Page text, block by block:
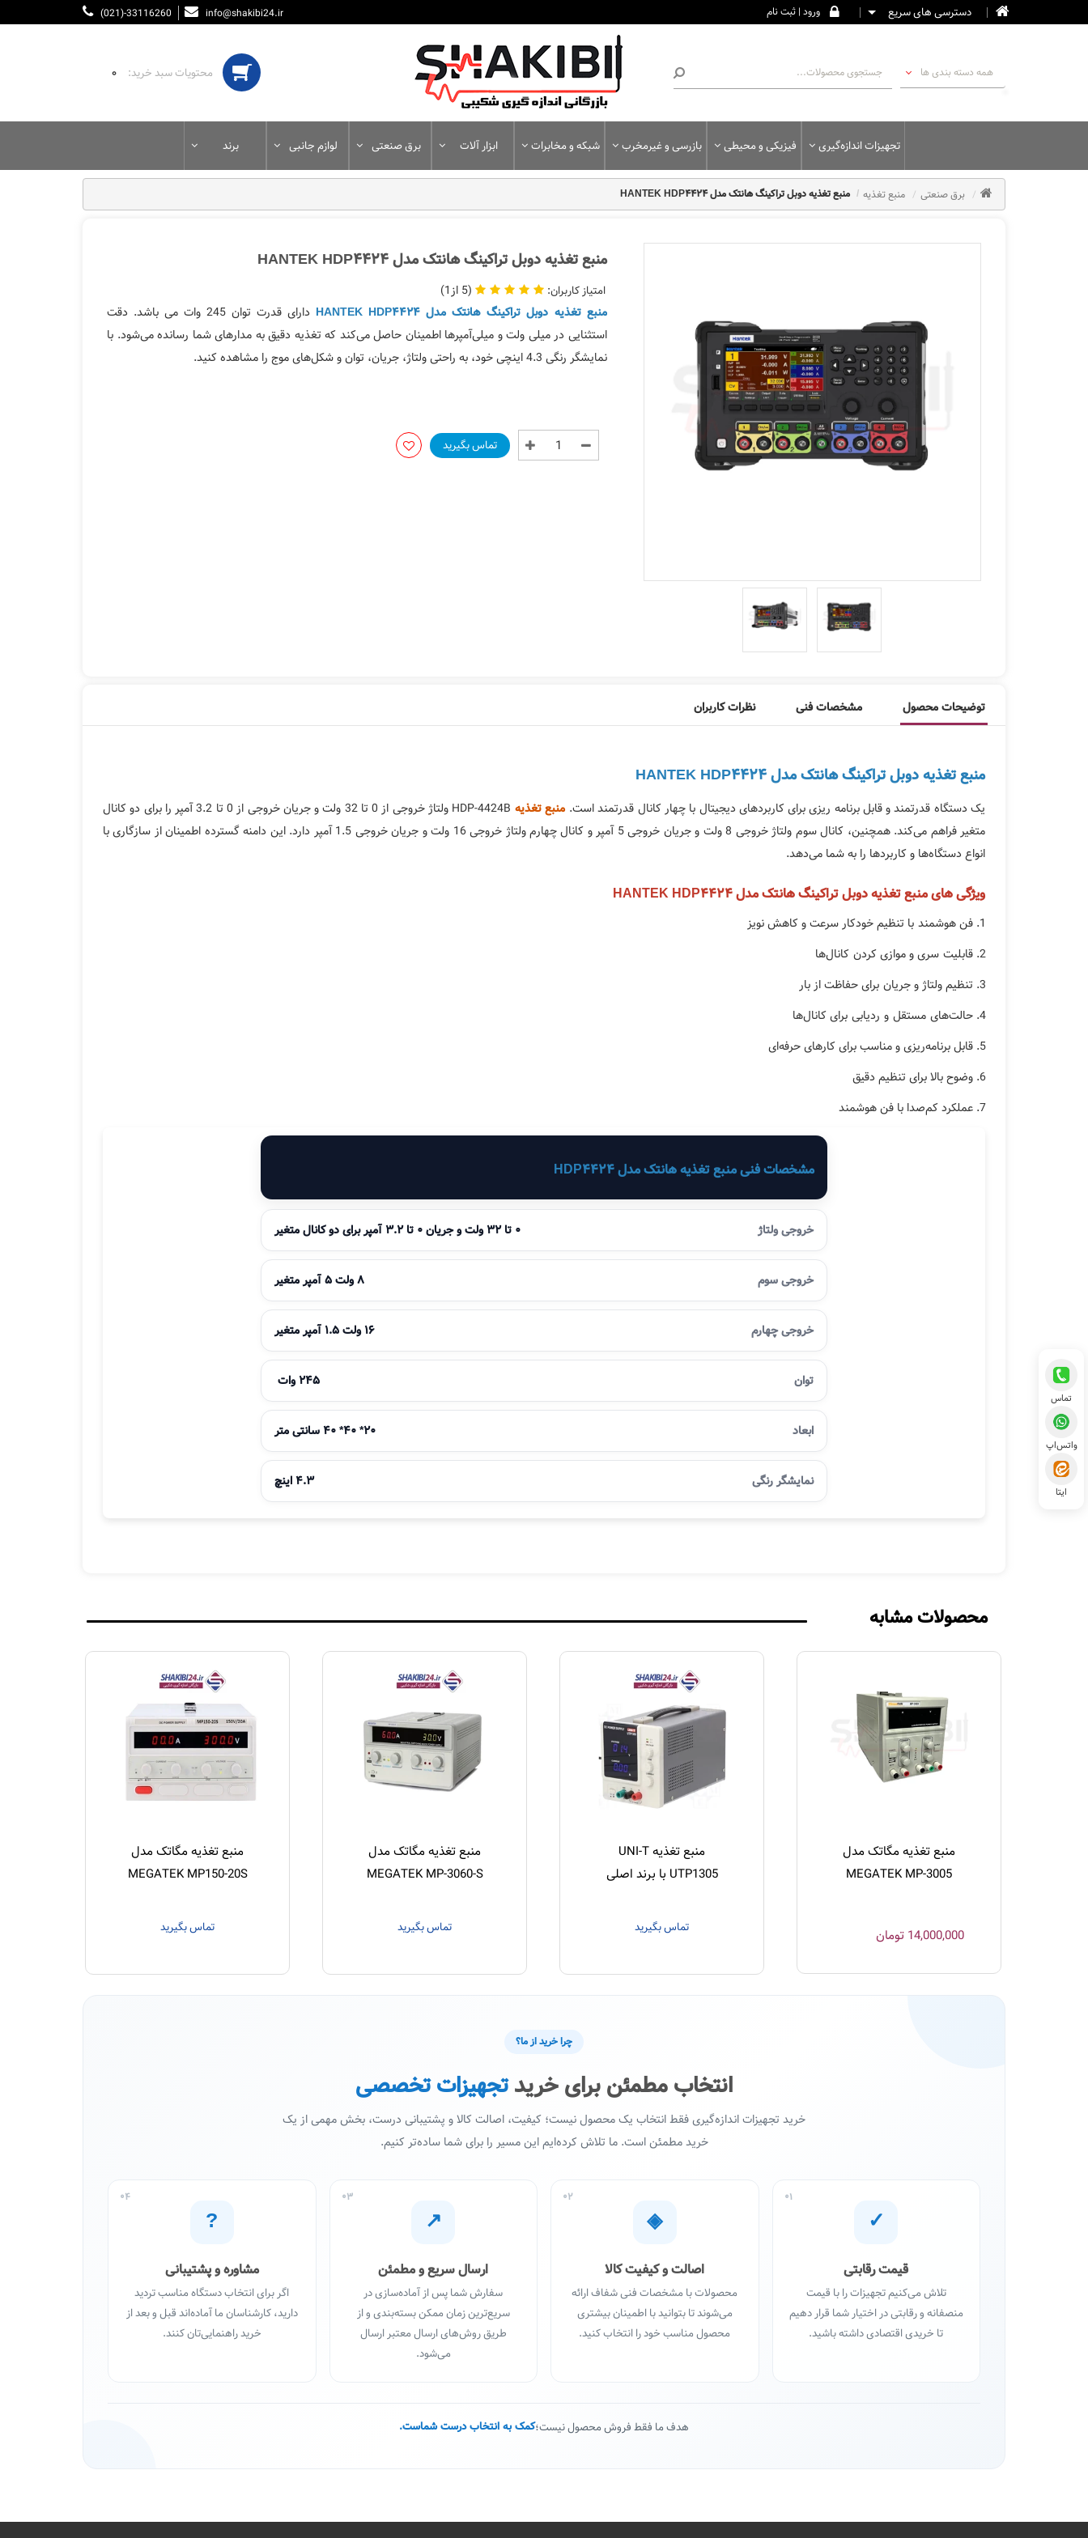
دسترسی های سریع ورود | ثبت نام (021)-33116260 info@shakibi24.ir
همه دسته بندی ها ۰
تجهیزات اندازه‌گیری فیزیکی و محیطی بازرسی و غیرمخرب شبکه و مخابرات ابزار آلات برق صنعتی لوازم جانبی برند
برق صنعتی منبع تغذیه منبع تغذیه دوبل تراکینگ هانتک مدل HANTEK HDP4424
منبع تغذیه دوبل تراکینگ هانتک مدل HANTEK HDP4424
5
1
منبع تغذیه دوبل تراکینگ هانتک مدل HANTEK HDP4424
دارای قدرت توان 245 وات می باشد. دقت
استثنایی در میلی‌ ولت و میلی‌آمپرها اطمینان حاصل می‌کند که تغذیه دقیق به مدارهای شما رسانده می‌شود. با
نمایشگر رنگی 4.3 اینچی خود، به‌ راحتی ولتاژ، جریان، توان و شکل‌های موج را مشاهده کنید.
تماس بگیرید
توضیحات محصول مشخصات فنی نظرات کاربران
منبع تغذیه دوبل تراکینگ هانتک مدل HANTEK HDP4424
یک دستگاه قدرتمند و قابل برنامه‌ ریزی برای کاربردهای دیجیتال با چهار کانال قدرتمند است.منبع تغذیه
HDP-4424B ولتاژ خروجی از 0 تا 32 ولت و جریان خروجی از 0 تا 3.2 آمپر را برای دو کانال
متغیر فراهم می‌کند. همچنین، کانال سوم ولتاژ خروجی 8 ولت و جریان خروجی 5 آمپر و کانال چهارم ولتاژ خروجی 16 ولت و جریان خروجی 1.5 آمپر دارد. این دامنه گسترده اطمینان از سازگاری با
انواع دستگاه‌ها و کاربردها را به شما می‌دهد.
ویژگی های منبع تغذیه دوبل تراکینگ هانتک مدل HANTEK HDP4424
فن هوشمند با تنظیم خودکار سرعت و کاهش نویز
قابلیت سری و موازی کردن کانال‌ها
تنظیم ولتاژ و جریان برای حفاظت از بار
حالت‌های مستقل و ردیابی برای کانال‌ها
قابل برنامه‌ریزی و مناسب برای کارهای حرفه‌ای
وضوح بالا برای تنظیم دقیق
عملکرد کم‌صدا با فن هوشمند
مشخصات فنی منبع تغذیه هانتک مدل HDP4424
خروجی ولتاژ 0 تا 32 ولت و جریان 0 تا 3.2 آمپر برای دو کانال متغیر
خروجی سوم 8 ولت 5 آمپر متغیر
خروجی چهارم 16 ولت 1.5 آمپر متغیر
توان 245 وات
ابعاد
نمایشگر رنگی 4.3 اینچ
محصولات مشابه
منبع تغذیه مگاتک مدل
MEGATEK MP-3005
14,000,000 تومان
منبع تغذیه UNI-T
UTP1305 با برند اصلی
تماس بگیرید
منبع تغذیه مگاتک مدل
MEGATEK MP-3060-S
تماس بگیرید
منبع تغذیه مگاتک مدل
MEGATEK MP150-20S
تماس بگیرید
تماس
واتس‌اپ
ایتا
چرا خرید از ما؟
انتخاب مطمئن برای خریدتجهیزات تخصصی
خرید تجهیزات اندازه‌گیری فقط انتخاب یک محصول نیست؛ کیفیت، اصالت کالا و پشتیبانی درست، بخش مهمی از یک
خرید مطمئن است. ما تلاش کرده‌ایم این مسیر را برای شما ساده‌تر کنیم.
01
✓
قیمت رقابتی
تلاش می‌کنیم تجهیزات را با قیمت
منصفانه و رقابتی در اختیار شما قرار دهیم
تا خریدی اقتصادی داشته باشید.
02
◈
اصالت و کیفیت کالا
محصولات با مشخصات فنی شفاف ارائه
می‌شوند تا بتوانید با اطمینان بیشتری
محصول مناسب خود را انتخاب کنید.
03
↗
ارسال سریع و مطمئن
سفارش شما پس از آماده‌سازی در
سریع‌ترین زمان ممکن بسته‌بندی و از
طریق روش‌های ارسال معتبر ارسال
می‌شود.
04
?
مشاوره و پشتیبانی
اگر برای انتخاب دستگاه مناسب تردید
دارید، کارشناسان ما آماده‌اند قبل و بعد از
خرید راهنمایی‌تان کنند.
هدف ما فقط فروش محصول نیست؛کمک به انتخاب درست شماست.